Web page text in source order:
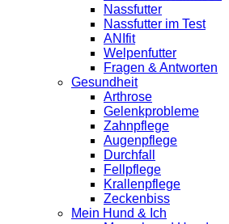
Nassfutter
Nassfutter im Test
ANIfit
Welpenfutter
Fragen & Antworten
Gesundheit
Arthrose
Gelenkprobleme
Zahnpflege
Augenpflege
Durchfall
Fellpflege
Krallenpflege
Zeckenbiss
Mein Hund & Ich